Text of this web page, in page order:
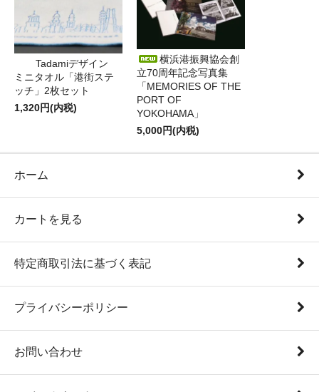
Tadamiデザイン
ミニタオル「港街ステ
ッチ」2枚セット
1,320円(内税)
横浜港振興協会創
立70周年記念写真集
「MEMORIES OF THE
PORT OF
YOKOHAMA」
5,000円(内税)
ホーム
カートを見る
特定商取引法に基づく表記
プライバシーポリシー
お問い合わせ